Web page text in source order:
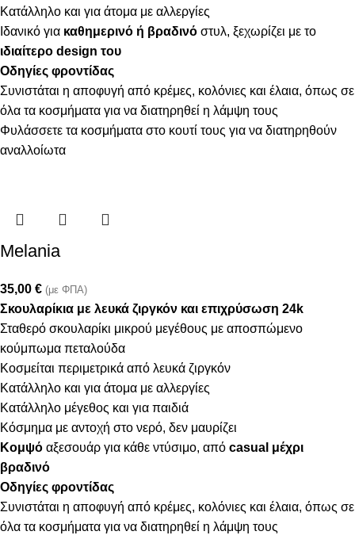
Κατάλληλο και για άτομα με αλλεργίες
Ιδανικό για καθημερινό ή βραδινό στυλ, ξεχωρίζει με το
ιδιαίτερο design του
Οδηγίες φροντίδας
Συνιστάται η αποφυγή από κρέμες, κολόνιες και έλαια, όπως σε
όλα τα κοσμήματα για να διατηρηθεί η λάμψη τους
Φυλάσσετε τα κοσμήματα στο κουτί τους για να διατηρηθούν
αναλλοίωτα
Melania
35,00 € (με ΦΠΑ)
Σκουλαρίκια με λευκά ζιργκόν και επιχρύσωση 24k
Σταθερό σκουλαρίκι μικρού μεγέθους με αποσπώμενο
κούμπωμα πεταλούδα
Κοσμείται περιμετρικά από λευκά ζιργκόν
Κατάλληλο και για άτομα με αλλεργίες
Κατάλληλο μέγεθος και για παιδιά
Κόσμημα με αντοχή στο νερό, δεν μαυρίζει
Κομψό αξεσουάρ για κάθε ντύσιμο, από casual μέχρι
βραδινό
Οδηγίες φροντίδας
Συνιστάται η αποφυγή από κρέμες, κολόνιες και έλαια, όπως σε
όλα τα κοσμήματα για να διατηρηθεί η λάμψη τους